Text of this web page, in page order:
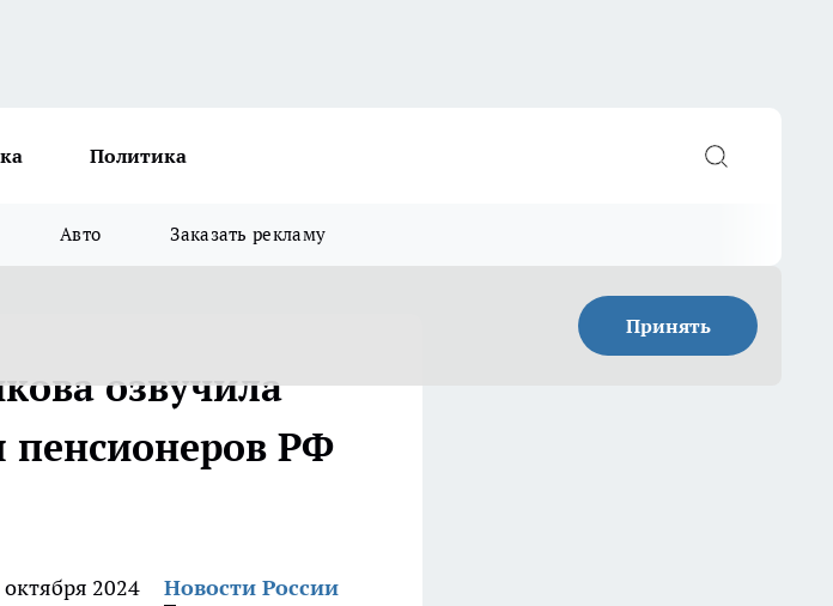
Политика
Авто Заказать рекламу
Принять
озвучила
пенсионеров РФ
октября 2024 Новости России